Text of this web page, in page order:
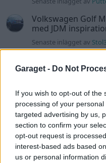
Garaget - Do Not
If you wish to opt-out of the
processing of your
targeted advertising by us,
section to confirm your
opt-out request is
interest-based ads based
us or personal information
Volkswagen Golf
med JDM
Senaste inlägget av
Projekt
Manta b som ska
Senaste inlägget av
Huggern goes big
Senaste inlägget av
Camaro som
Senaste inlägget av